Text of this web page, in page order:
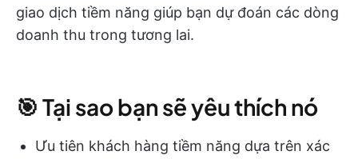
giao dịch tiềm năng giúp bạn dự đoán các dòng
doanh thu trong tương lai.
🎯 Tại sao bạn sẽ yêu thích nó
Ưu tiên khách hàng tiềm năng dựa trên xác